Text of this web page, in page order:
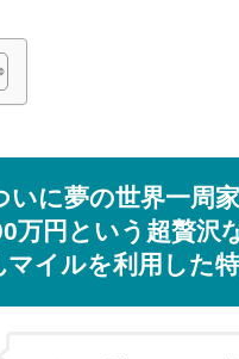
いに夢の世界一周
万円という超贅沢
マイルを利用した